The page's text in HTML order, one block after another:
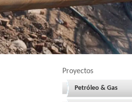
Proyectos
Petróleo & Gas